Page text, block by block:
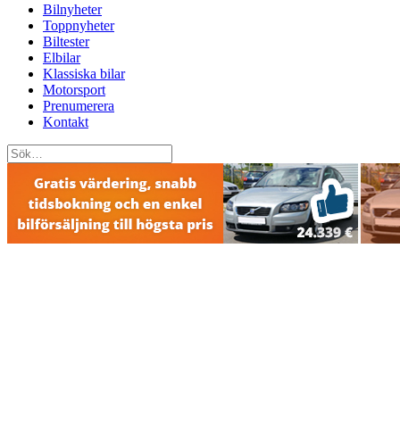
Bilnyheter
Toppnyheter
Biltester
Elbilar
Klassiska bilar
Motorsport
Prenumerera
Kontakt